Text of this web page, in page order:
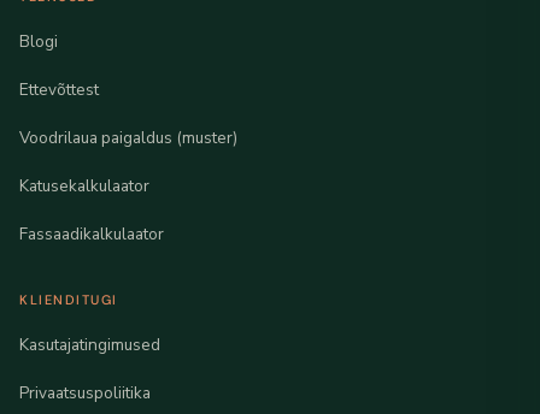
Blogi
Ettevõttest
Voodrilaua paigaldus (muster)
Katusekalkulaator
Fassaadikalkulaator
KLIENDITUGI
Kasutajatingimused
Privaatsuspoliitika